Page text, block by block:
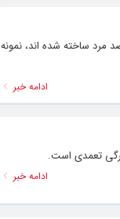
ساخته شده اند، نمونه
ادامه خبر
تعمدی است.
ادامه خبر